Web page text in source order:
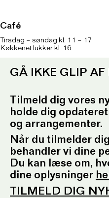
Café
Tirsdag – søndag kl. 11 – 17
Køkkenet lukker kl. 16
Onsdag kl. 11 – 21
Køkkenet lukker kl. 20
T: 93 96 99 61
Telefontid: Tirsdag – fredag
kl. 10.30-12.30 og kl. 16.30-17.30
Presserum
Pressemeddelelser
Pressebilleder
Presseansvarlig
GÅ IKKE GLIP AF
Tilmeld dig vores
holde dig
og arrangementer.
Når du tilmelder
behandler vi dine
Du kan læse om,
dine oplysninger
TILMELD DIG